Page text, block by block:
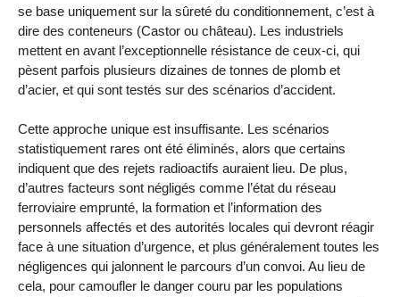
se base uniquement sur la sûreté du conditionnement, c’est à
dire des conteneurs (Castor ou château). Les industriels
mettent en avant l’exceptionnelle résistance de ceux-ci, qui
pèsent parfois plusieurs dizaines de tonnes de plomb et
d’acier, et qui sont testés sur des scénarios d’accident.
Cette approche unique est insuffisante. Les scénarios
statistiquement rares ont été éliminés, alors que certains
indiquent que des rejets radioactifs auraient lieu. De plus,
d’autres facteurs sont négligés comme l’état du réseau
ferroviaire emprunté, la formation et l’information des
personnels affectés et des autorités locales qui devront réagir
face à une situation d’urgence, et plus généralement toutes les
négligences qui jalonnent le parcours d’un convoi. Au lieu de
cela, pour camoufler le danger couru par les populations